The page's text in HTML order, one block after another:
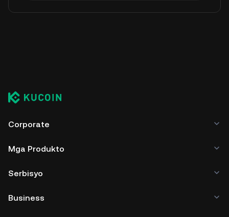
Corporate
Mga Produkto
Serbisyo
Business